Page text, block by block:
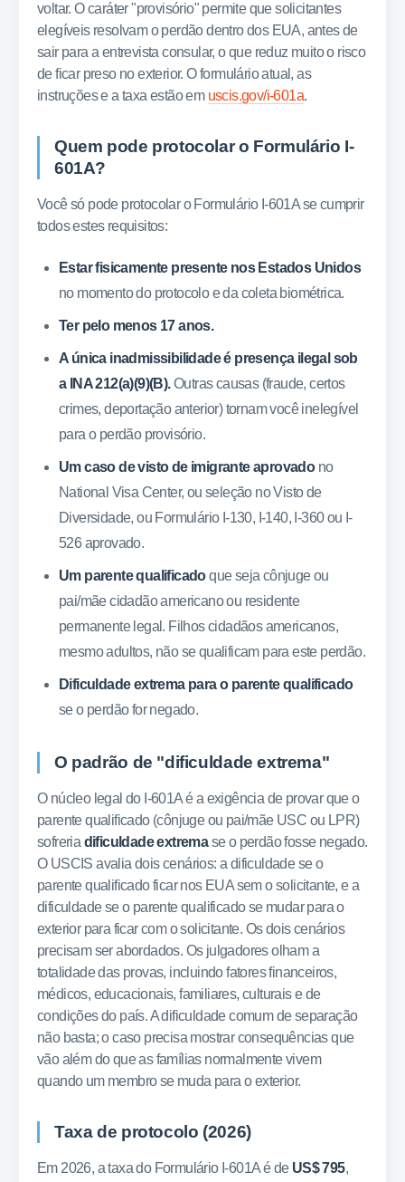
voltar. O caráter "provisório" permite que solicitantes
elegíveis resolvam o perdão dentro dos EUA, antes de
sair para a entrevista consular, o que reduz muito o risco
de ficar preso no exterior. O formulário atual, as
instruções e a taxa estão em uscis.gov/i-601a.
Quem pode protocolar o Formulário I-
601A?
Você só pode protocolar o Formulário I-601A se cumprir
todos estes requisitos:
Estar fisicamente presente nos Estados Unidos
no momento do protocolo e da coleta biométrica.
Ter pelo menos 17 anos.
A única inadmissibilidade é presença ilegal sob
a INA 212(a)(9)(B).Outras causas (fraude, certos
crimes, deportação anterior) tornam você inelegível
para o perdão provisório.
Um caso de visto de imigrante aprovadono
National Visa Center, ou seleção no Visto de
Diversidade, ou Formulário I-130, I-140, I-360 ou I-
526 aprovado.
Um parente qualificadoque seja cônjuge ou
pai/mãe cidadão americano ou residente
permanente legal. Filhos cidadãos americanos,
mesmo adultos, não se qualificam para este perdão.
Dificuldade extrema para o parente qualificado
se o perdão for negado.
O padrão de "dificuldade extrema"
O núcleo legal do I-601A é a exigência de provar que o
parente qualificado (cônjuge ou pai/mãe USC ou LPR)
sofreria dificuldade extremase o perdão fosse negado.
O USCIS avalia dois cenários: a dificuldade se o
parente qualificado ficar nos EUA sem o solicitante, e a
dificuldade se o parente qualificado se mudar para o
exterior para ficar com o solicitante. Os dois cenários
precisam ser abordados. Os julgadores olham a
totalidade das provas, incluindo fatores financeiros,
médicos, educacionais, familiares, culturais e de
condições do país. A dificuldade comum de separação
não basta; o caso precisa mostrar consequências que
vão além do que as famílias normalmente vivem
quando um membro se muda para o exterior.
Taxa de protocolo (2026)
Em 2026, a taxa do Formulário I-601A é de US$ 795,